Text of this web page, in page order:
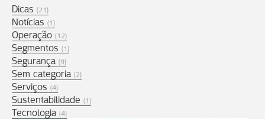
Dicas (21)
Notícias (1)
Operação (12)
Segmentos (1)
Segurança (9)
Sem categoria (2)
Serviços (4)
Sustentabilidade (1)
Tecnologia (4)